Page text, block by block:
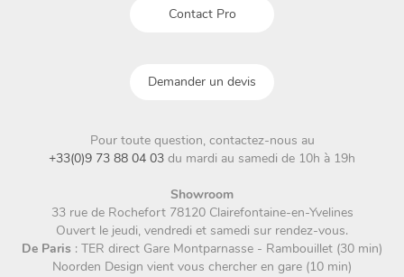
Contact Pro
Demander un devis
Pour toute question, contactez-nous au
+33(0)9 73 88 04 03 du mardi au samedi de 10h à 19h
Showroom
33 rue de Rochefort 78120 Clairefontaine-en-Yvelines
Ouvert le jeudi, vendredi et samedi sur rendez-vous.
De Paris : TER direct Gare Montparnasse - Rambouillet (30 min)
Noorden Design vient vous chercher en gare (10 min)